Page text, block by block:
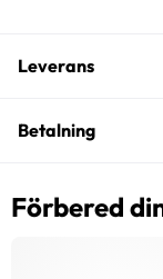
Leverans
Betalning
Förbered